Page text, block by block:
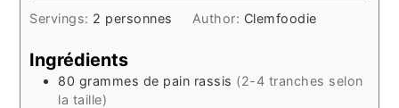
Servings: 2 personnes Author: Clemfoodie
Ingrédients
80 grammes de pain rassis (2-4 tranches selon
la taille)